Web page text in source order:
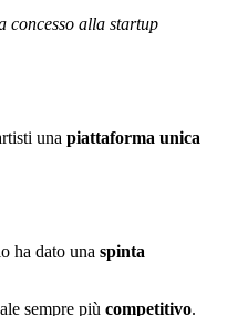
concesso alla startup
una piattaforma unica
ha dato una spinta
sempre più competitivo.